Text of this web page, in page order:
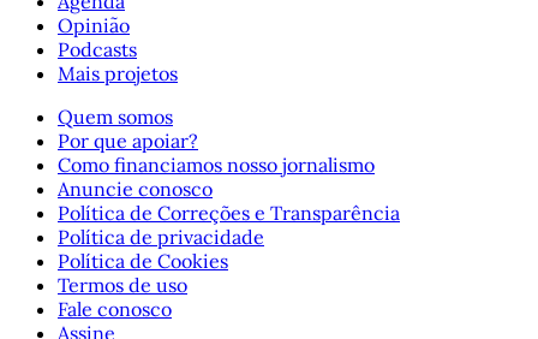
Opinião
Podcasts
Mais projetos
Quem somos
Por que apoiar?
Como financiamos nosso jornalismo
Anuncie conosco
Política de Correções e Transparência
Política de privacidade
Política de Cookies
Termos de uso
Fale conosco
Assine